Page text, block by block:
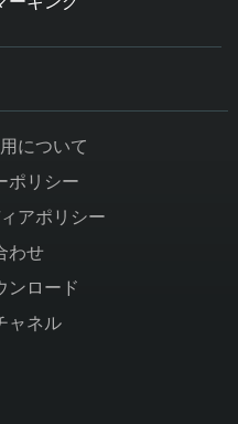
について
ポリシー
アポリシー
わせ
ンロード
ャネル